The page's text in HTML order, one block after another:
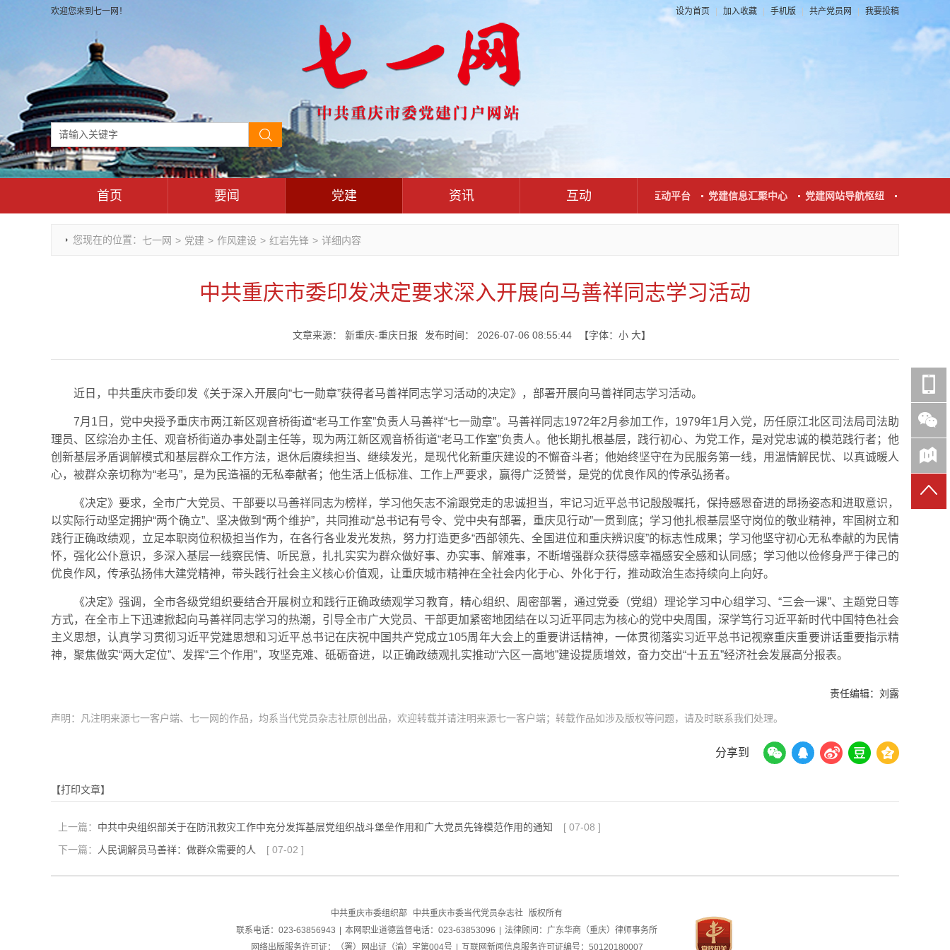
欢迎您来到七一网！ 设为首页 | 加入收藏 | 手机版 | 共产党员网 | 我要投稿
首页 要闻
重庆市领导活动报道集
理论武装
党建
干部工作
基层组织建设
资讯
党务知识
七一书院
互动
党建头条微信公众号
党群联系互动平台 党建信息汇聚中心 党建网站导航枢纽
您现在的位置： 七一网 > 党建 > 作风建设 > 红岩先锋 > 详细内容
中共重庆市委印发决定要求深入开展向马善祥同志学习活动
文章来源： 新重庆-重庆日报 发布时间： 2026-07-06 08:55:44 【字体： 小 大】
近日，中共重庆市委印发《关于深入开展向“七一勋章”获得者马善祥同志学习活动的决定》，部署开展向马善祥同志学习活动。
7月1日，党中央授予重庆市两江新区观音桥街道“老马工作室”负责人马善祥“七一勋章”。马善祥同志1972年2月参加工作，1979年1月入党，历任原江北区司法局司法助
理员、区综治办主任、观音桥街道办事处副主任等，现为两江新区观音桥街道“老马工作室”负责人。他长期扎根基层，践行初心、为党工作，是对党忠诚的模范践行者；他
创新基层矛盾调解模式和基层群众工作方法，退休后赓续担当、继续发光，是现代化新重庆建设的不懈奋斗者；他始终坚守在为民服务第一线，用温情解民忧、以真诚暖人
心，被群众亲切称为“老马”，是为民造福的无私奉献者；他生活上低标准、工作上严要求，赢得广泛赞誉，是党的优良作风的传承弘扬者。
《决定》要求，全市广大党员、干部要以马善祥同志为榜样，学习他矢志不渝跟党走的忠诚担当，牢记习近平总书记殷殷嘱托，保持感恩奋进的昂扬姿态和进取意识，
以实际行动坚定拥护“两个确立”、坚决做到“两个维护”，共同推动“总书记有号令、党中央有部署，重庆见行动”一贯到底；学习他扎根基层坚守岗位的敬业精神，牢固树立和
践行正确政绩观，立足本职岗位积极担当作为，在各行各业发光发热，努力打造更多“西部领先、全国进位和重庆辨识度”的标志性成果；学习他坚守初心无私奉献的为民情
怀，强化公仆意识，多深入基层一线察民情、听民意，扎扎实实为群众做好事、办实事、解难事，不断增强群众获得感幸福感安全感和认同感；学习他以俭修身严于律己的
优良作风，传承弘扬伟大建党精神，带头践行社会主义核心价值观，让重庆城市精神在全社会内化于心、外化于行，推动政治生态持续向上向好。
《决定》强调，全市各级党组织要结合开展树立和践行正确政绩观学习教育，精心组织、周密部署，通过党委（党组）理论学习中心组学习、“三会一课”、主题党日等
方式，在全市上下迅速掀起向马善祥同志学习的热潮，引导全市广大党员、干部更加紧密地团结在以习近平同志为核心的党中央周围，深学笃行习近平新时代中国特色社会
主义思想，认真学习贯彻习近平党建思想和习近平总书记在庆祝中国共产党成立105周年大会上的重要讲话精神，一体贯彻落实习近平总书记视察重庆重要讲话重要指示精
神，聚焦做实“两大定位”、发挥“三个作用”，攻坚克难、砥砺奋进，以正确政绩观扎实推动“六区一高地”建设提质增效，奋力交出“十五五”经济社会发展高分报表。
责任编辑： 刘露
声明：凡注明来源七一客户端、七一网的作品，均系当代党员杂志社原创出品，欢迎转载并请注明来源七一客户端；转载作品如涉及版权等问题，请及时联系我们处理。
分享到
【打印文章】
上一篇： 中共中央组织部关于在防汛救灾工作中充分发挥基层党组织战斗堡垒作用和广大党员先锋模范作用的通知 [ 07-08 ]
下一篇：
人民调解员马善祥：做群众需要的人 [ 07-02 ]
中共重庆市委组织部 中共重庆市委当代党员杂志社 版权所有
联系电话：023-63856943
本网职业道德监督电话：023-63853096
法律顾问：广东华商（重庆）律师事务所
网络出版服务许可证：（署）网出证（渝）字第004号
互联网新闻信息服务许可证编号：50120180007